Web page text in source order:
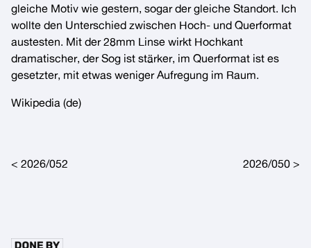
gleiche Motiv wie gestern, sogar der gleiche Standort. Ich
wollte den Unterschied zwischen Hoch- und Querformat
austesten. Mit der28mm Linse wirkt Hochkant
dramatischer, der Sog ist stärker, im Querformat ist es
gesetzter, mit etwas weniger Aufregung im Raum.
Wikipedia (de)
Post navigation
2026/052 2026/050